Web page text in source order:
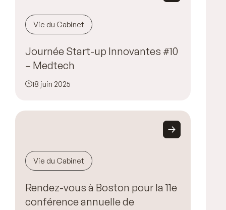
Vie du Cabinet
Journée Start-up Innovantes #10
– Medtech
18 juin 2025
Vie du Cabinet
Rendez-vous à Boston pour la 11e
conférence annuelle de